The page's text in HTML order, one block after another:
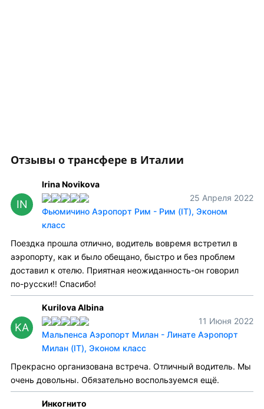
Отзывы о трансфере в Италии
IN
Irina Novikova
25 Апреля 2022
Фьюмичино Аэропорт Рим - Рим (IT), Эконом
класс
Поездка прошла отлично, водитель вовремя встретил в
аэропорту, как и было обещано, быстро и без проблем
доставил к отелю. Приятная неожиданность-он говорил
по-русски!! Спасибо!
KA
Kurilova Albina
11 Июня 2022
Мальпенса Аэропорт Милан - Линате Аэропорт
Милан (IT), Эконом класс
Прекрасно организована встреча. Отличный водитель. Мы
очень довольны. Обязательно воспользуемся ещё.
Инкогнито